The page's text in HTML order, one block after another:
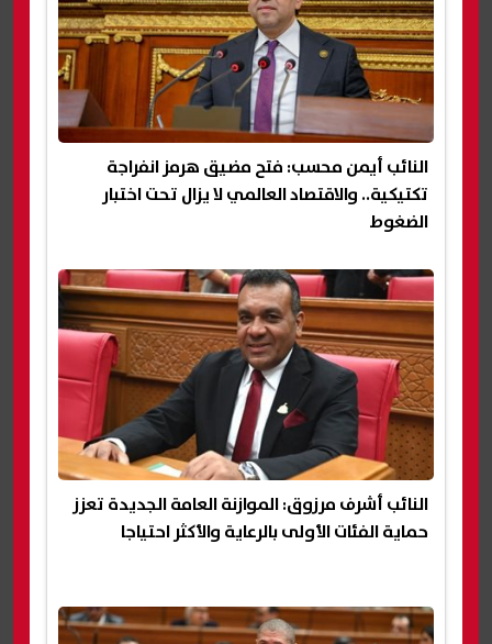
النائب أيمن محسب: فتح مضيق هرمز انفراجة
تكتيكية.. والاقتصاد العالمي لا يزال تحت اختبار
الضغوط
النائب أشرف مرزوق: الموازنة العامة الجديدة تعزز
حماية الفئات الأولى بالرعاية والأكثر احتياجا